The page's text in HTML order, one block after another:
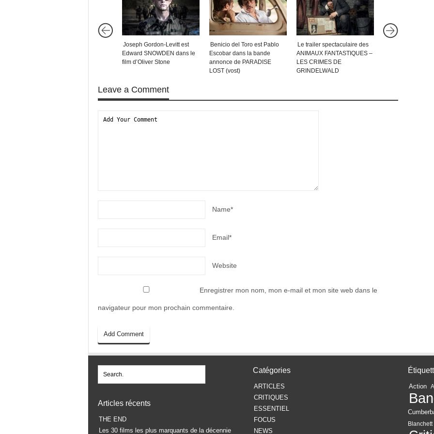
Joseph Gordon-Levitt est
Edward SNOWDEN dans le
film d’Oliver Stone
Benicio del Toro est Pablo
Escobar dans la bande
annonce de PARADISE
LOST (vost)
Le trailer spectaculaire des
ANIMAUX FANTASTIQUES –
LES CRIMES DE
GRINDELWALD
Leave a Comment
Name*
Email*
Website
Enregistrer mon nom, mon e-mail et mon site web dans le
navigateur pour mon prochain commentaire.
Articles récents
THE END
Les 30 films les plus marquants de la décennie
Catégories
ARTICLES
CRITIQUES
ESSENTIEL
FOCUS
NEWS
Action
Blanchett